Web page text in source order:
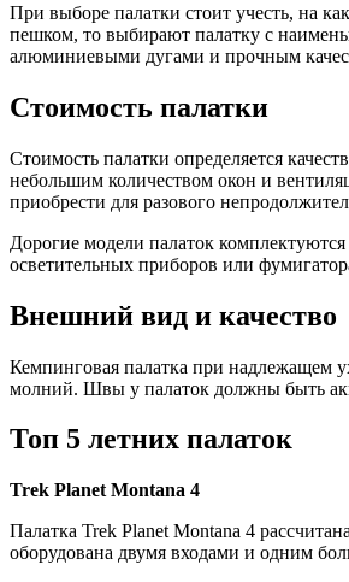
При выборе палатки стоит учесть, на
пешком, то выбирают палатку с
алюминиевыми дугами и прочным
Стоимость палатки
Стоимость палатки определяется
небольшим количеством окон и
приобрести для разового
Дорогие модели палаток
осветительных приборов или
Внешний вид и качество
Кемпинговая палатка при надлежащем
молний. Швы у палаток должны быть
Топ 5 летних палаток
Trek Planet Montana 4
Палатка Trek Planet Montana 4
оборудована двумя входами и одним